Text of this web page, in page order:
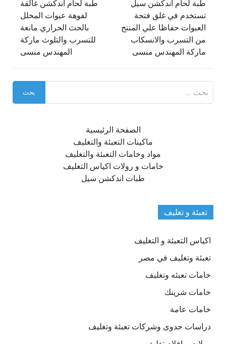
المقالات
طبة لحام اندكشن سيل
تستخدم في غلق فتحة
العبوات حفاظا علي المنتج
من التسرب والانسكاب
ماركة المهندس منسى
طبة لحام اندكشن غالقة
لفوهة عبوات المخلل
بالحث الحراري مانعة
للتسرب والتلوث ماركة
المهندس منسى
عن:
الصفحة الرئيسية
ماكينات التعبئة والتغليف
مواد وخامات التعبئة والتغليف
خامات و رولات اكياس التغليف
طبات اندكشن سيل
تعبئة و تغليف
اكياس التعبئة و التغليف
تعبئة وتغليف في مصر
خامات تعبئه وتغليف
خامات شرينك
خامات عامة
دراسات جدوى وشركات تعبئة وتغليف